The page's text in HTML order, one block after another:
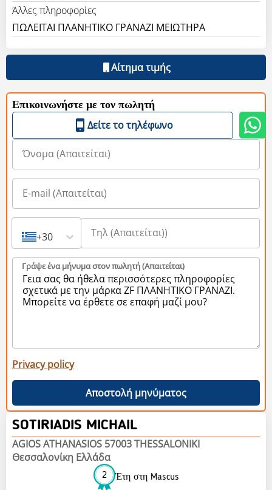
Άλλες πληροφορίες
ΠΩΛΕΙΤΑΙ ΠΛΑΝΗΤΙΚΟ ΓΡΑΝΑΖΙ ΜΕΙΩΤΗΡΑ
Αίτημα τιμής
Επικοινωνήστε με τον πωλητή
Δείτε το τηλέφωνο
+30
Γράψε ένα μήνυμα στον πωλητή (Aπαιτείται)
Privacy policy
Αποστολή μηνύματος
SOTIRIADIS MICHAIL
AGIOS ATHANASIOS 57003 THESSALONIKI
Θεσσαλονίκη Ελλάδα
2 Έτη στη Mascus